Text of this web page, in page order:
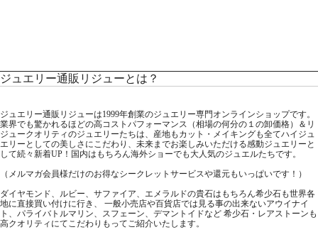
ジュエリー通販リジューとは？
ジュエリー通販リジューは1999年創業のジュエリー専門オンラインショップです。
業界でも驚かれるほどの高コストパフォーマンス（相場の何分の１の卸価格）＆リ
ジュークオリティのジュエリーたちは、産地もカット・メイキングも全てハイジュ
エリーとしての美しさにこだわり、未来までお楽しみいただける感動ジュエリーと
して続々新着UP！国内はもちろん海外ショーでも大人気のジュエルたちです。
（メルマガ会員様だけのお得なシークレットサービスや還元もいっぱいです！）
ダイヤモンド、ルビー、サファイア、エメラルドの貴石はもちろん希少石も世界各
地に直接買い付けに行き、 一般小売店や百貨店では見る事の出来ないアウイナイ
ト、パライバトルマリン、スフェーン、デマントイドなど 希少石・レアストーンも
高クオリティにてこだわりもってご紹介いたします。